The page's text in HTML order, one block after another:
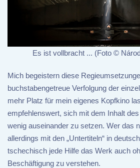
Es ist vollbracht ... (Foto ©
Mich begeistern diese
buchstabengetreue Verfolgung der
mehr Platz für mein eigenes Kopfkino
empfehlenswert, sich mit dem Inhalt
wenig auseinander zu setzen. Wer das
allerdings mit den „Untertiteln“ in
tschechisch jede Hilfe das Werk auch
Beschäftigung zu verstehen.